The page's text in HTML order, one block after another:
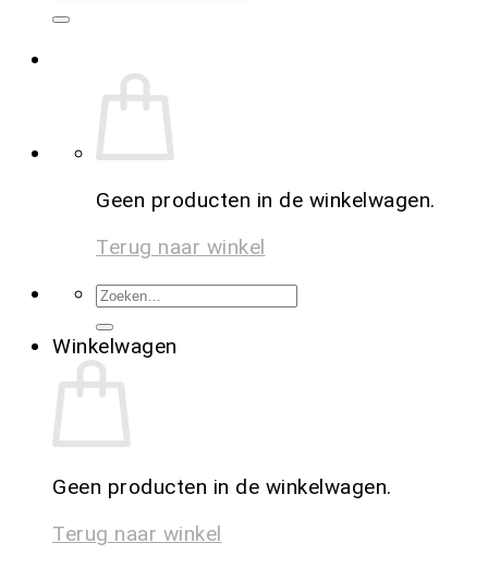
Geen producten in de winkelwagen.
Terug naar winkel
Winkelwagen
Geen producten in de winkelwagen.
Terug naar winkel